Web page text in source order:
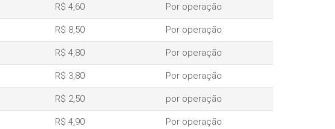
R$ 4,60 Por operação
R$ 8,50 Por operação
R$ 4,80 Por operação
R$ 3,80 Por operação
R$ 2,50 por operação
R$ 4,90 Por operação